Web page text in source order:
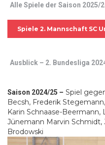
Alle Spiele der Saison 2025/
Spiele 2. Mannschaft SC
Ausblick – 2. Bundesliga
Saison 2024/25 – Spiel
Becsh, Frederik
Karin Schnaase-Beermann,
Jünemann Marvin
Brodowski